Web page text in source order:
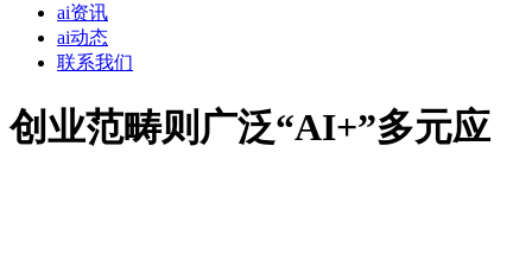
ai资讯
ai动态
联系我们
创业范畴则广泛“AI+”多元应